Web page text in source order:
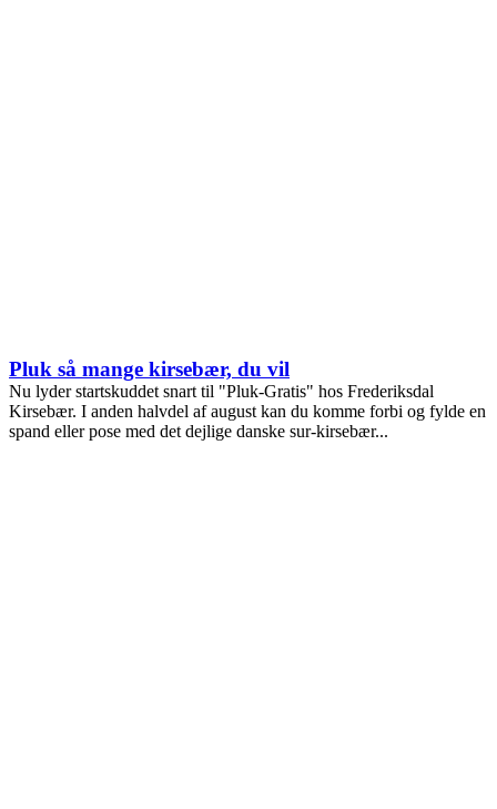
Pluk så mange kirsebær, du vil
Nu lyder startskuddet snart til "Pluk-Gratis" hos Frederiksdal
Kirsebær. I anden halvdel af august kan du komme forbi og fylde en
spand eller pose med det dejlige danske sur-kirsebær...